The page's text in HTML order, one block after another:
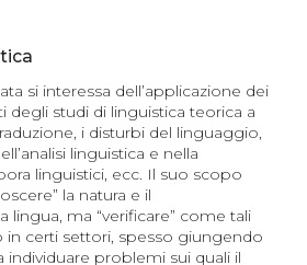
si interessa dell’applicazione dei
degli studi di linguistica teorica a
i disturbi del linguaggio,
linguistica e nella
linguistici, ecc. Il suo scopo
la natura e il
lingua, ma “verificare” come tali
in certi settori, spesso giungendo
individuare problemi sui quali il